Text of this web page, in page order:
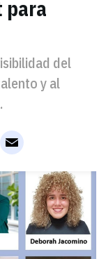
para
del
y al
Email